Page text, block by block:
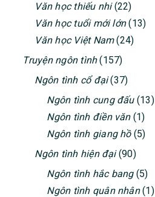
Văn học thiếu nhi(22)
Văn học tuổi mới lớn(13)
Văn học Việt Nam(24)
Truyện ngôn tình(157)
Ngôn tình cổ đại(37)
Ngôn tình cung đấu(13)
Ngôn tình điền văn(1)
Ngôn tình giang hồ(5)
Ngôn tình hiện đại(90)
Ngôn tình hắc bang(5)
Ngôn tình quân nhân(1)